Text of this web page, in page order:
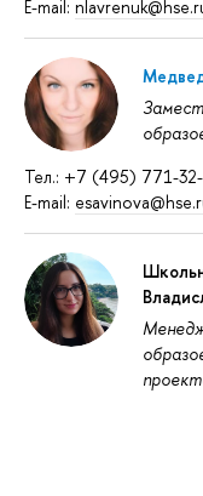
E-mail:
Тел.: +7 (495) 771-
E-mail: